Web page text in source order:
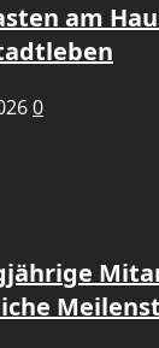
am
0